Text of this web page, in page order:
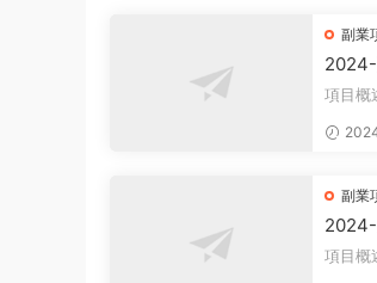
副業
2024-
日入
項目概述 各位好，在此向您
衆所周
副業
2024-
一樣
項目概述 騰訊的流量變現模